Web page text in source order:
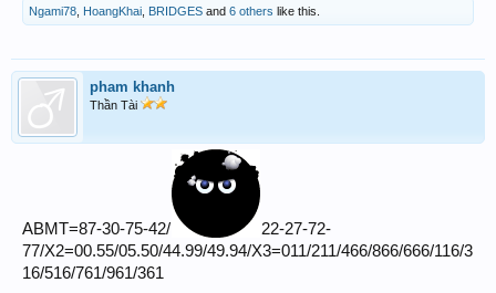
Ngami78 HoangKhai BRIDGES and 6 others like this.
pham khanh
Thần Tài
ABMT=87-30-75-42/
22-27-72-
77/X2=00.55/05.50/44.99/49.94/X3=011/211/466/866/666/116/3
16/516/761/961/361